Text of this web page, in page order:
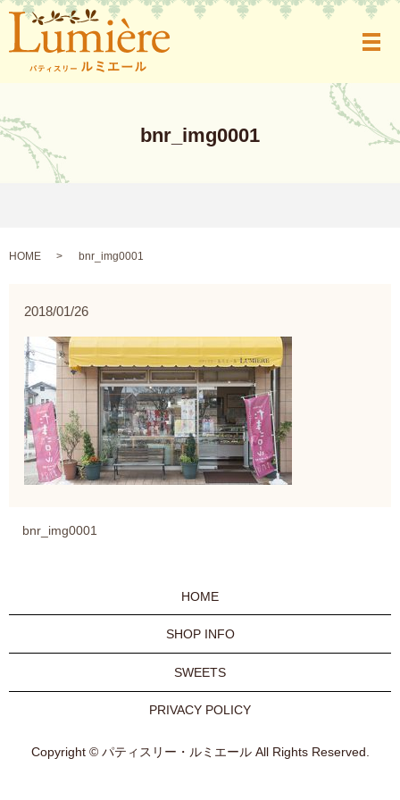
メ
bnr_img0001
HOME bnr_img0001
2018/01/26
bnr_img0001
HOME
SHOP INFO
SWEETS
PRIVACY POLICY
Copyright © パティスリー・ルミエール All Rights Reserved.